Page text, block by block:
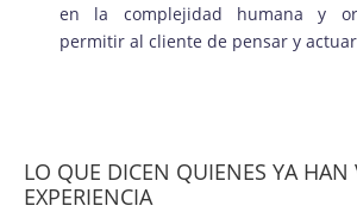
en la complejidad humana y
permitir al cliente de pensar y
LO QUE DICEN QUIENES YA HAN
EXPERIENCIA